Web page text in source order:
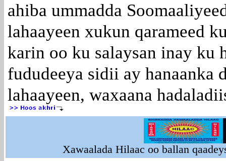
ahiba ummadda
lahaayeen xukun qarameed
karin oo ku salaysan inay ku
fududeeya sidii ay hanaanka
lahaayeen, waxaana
Xawaalada Hilaac oo ballan